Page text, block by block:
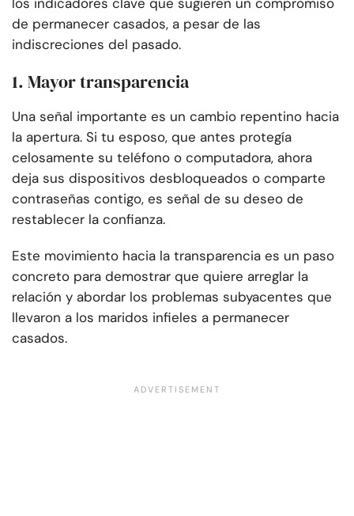
de permanecer casados, a pesar de las
indiscreciones del pasado.
1. Mayor transparencia
Una señal importante es un cambio repentino hacia
la apertura. Si tu esposo, que antes protegía
celosamente su teléfono o computadora, ahora
deja sus dispositivos desbloqueados o comparte
contraseñas contigo, es señal de su deseo de
restablecer la confianza.
Este movimiento hacia la transparencia es un paso
concreto para demostrar que quiere arreglar la
relación y abordar los problemas subyacentes que
llevaron a los maridos infieles a permanecer
casados.